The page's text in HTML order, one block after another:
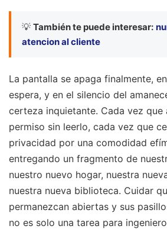
💡 También te puede interesar:
atencion al cliente
La pantalla se apaga finalmente,
espera, y en el silencio del
certeza inquietante. Cada vez que
permiso sin leerlo, cada vez que
privacidad por una comodidad
entregando un fragmento de
nuestro nuevo hogar, nuestra
nuestra nueva biblioteca. Cuidar
permanezcan abiertas y sus
no es solo una tarea para